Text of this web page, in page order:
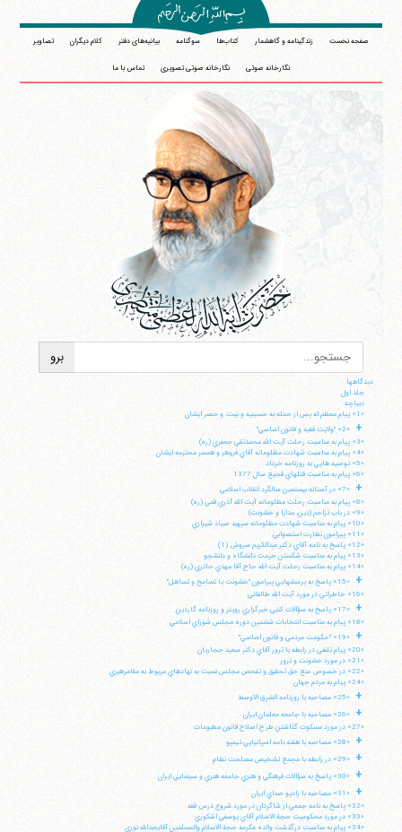
صفحه نخست زندگینامه و گاهشمار کتاب‌ها سوگنامه بیانیه‌های دفتر کلام دیگران تصاویر
نگارخانه صوتی نگارخانه صوتی تصویری تماس با ما
دیدگاهها
جلد اول
ديباچه:
«1» پيام معظم له پس از حمله به حسينيه و بيت، و حصر ايشان
+
«2» "ولايت فقيه و قانون اساسي"
«3» پيام به مناسبت رحلت آيت الله محمدتقي جعفري (ره)
«4» پيام به مناسبت شهادت مظلومانه آقاي فروهر و همسر محترمه ايشان
«5» توصيه هايي به روزنامه خرداد
«6» پيام به مناسبت قتلهاي فجيع سال 1377
+
«7» در آستانه بيستمين سالگرد انقلاب اسلامي
«8» پيام به مناسبت رحلت مظلومانه آيت الله آذري قمي (ره)
«9» در باب تزاحم (دين، مدارا و خشونت)
«10» پيام به مناسبت شهادت مظلومانه سپهبد صياد شيرازي
«11» پيرامون نظارت استصوابي
«12» پاسخ به نامه آقاي دكتر عبدالكريم سروش (1)
«13» پيام به مناسبت شكستن حرمت دانشگاه و دانشجو
«14» پپام به مناسبت رحلت آيت الله حاج آقا مهدي حائري (ره)
+
«15» پاسخ به پرسشهايي پيرامون "خشونت يا تسامح و تساهل"
«16» خاطراتي در مورد آيت الله طالقاني
+
«17» پاسخ به سؤالات كتبي خبرگزاري رويتر و روزنامه گاردين
«18» پيام به مناسبت انتخابات ششمين دوره مجلس شوراي اسلامي
+
«19» "حكومت مردمي و قانون اساسي"
«20» پيام تلفني در رابطه با ترور آقاي دكتر سعيد حجاريان
«21» در مورد خشونت و ترور
«22» در خصوص منع حق تحقيق و تفحص مجلس نسبت به نهادهاي مربوط به مقامرهبري
«24» پيام به مردم جهان
+ «25» مصاحبه با روزنامه الشرق الاوسط
+
«26» مصاحبه با جامعه معلمان ايران
«27» در مورد مسكوت گذاشتن طرح اصلاح قانون مطبوعات
+ «28» مصاحبه با هفته نامه اسپانيايي تيمپو
+ «29» در رابطه با مجمع تشخيص مصلحت نظام
+ «30» پاسخ به سؤالات فرهنگي و هنري جامعه هنري و سينمايي ايران
+
«31» مصاحبه با راديو صداي ايران
«32» پاسخ به نامه جمعي از شاگردان در مورد شروع درس فقه
«33» در مورد محكوميت حجة الاسلام آقاي يوسفي اشكوري
«34» پيام به مناسبت درگذشت والده مكرمه حجة الاسلام والمسلمين آقايعبدالله نوري